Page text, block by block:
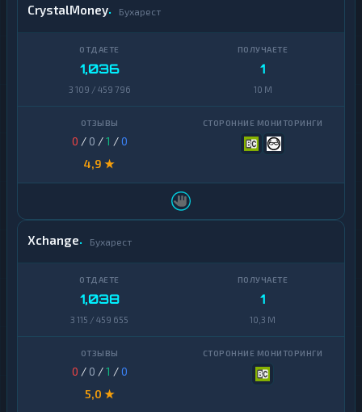
CrystalMoney Бухарест
1,036
3 109 / 459 796
1
10 M
0 / 0 /1 /0
4,9 ★
Xchange Бухарест
1,038
3 115 / 459 655
1
10,3 M
0 / 0 /1 /0
5,0 ★